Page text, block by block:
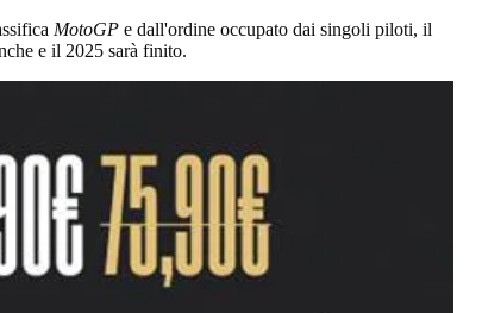
MotoGP e dall'ordine occupato dai singoli piloti, il
e il 2025 sarà finito.